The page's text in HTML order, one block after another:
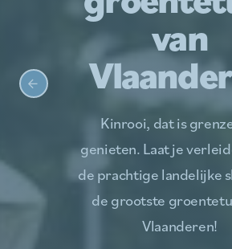
van
Kinrooi, dat is
genieten. Laat je
de prachtige landelijke
de grootste
Vlaanderen!